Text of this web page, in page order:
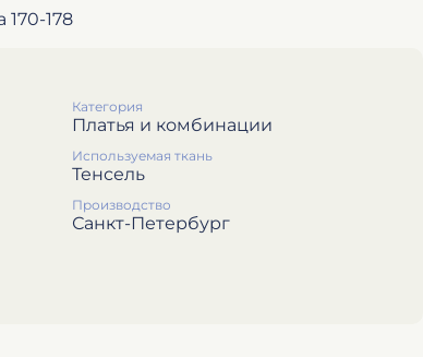
170-178
Категория
Платья и комбинации
Используемая ткань
Тенсель
Производство
Санкт-Петербург